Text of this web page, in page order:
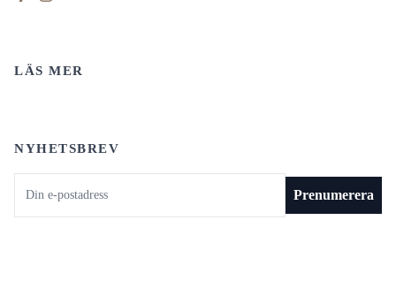
LÄS MER
NYHETSBREV
Prenumerera